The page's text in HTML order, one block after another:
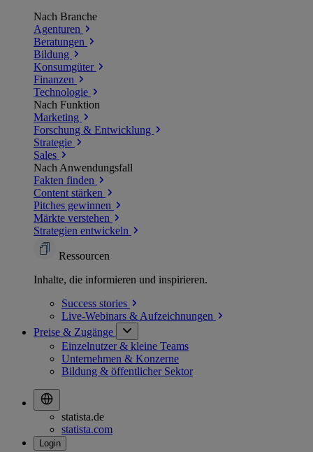
Nach Branche
Agenturen
Beratungen
Bildung
Konsumgüter
Finanzen
Technologie
Nach Funktion
Marketing
Forschung & Entwicklung
Strategie
Sales
Nach Anwendungsfall
Fakten finden
Content stärken
Pitches gewinnen
Märkte verstehen
Strategien entwickeln
Ressourcen
Inhalte, die informieren und inspirieren.
Success stories
Live-Webinars & Aufzeichnungen
Preise & Zugänge
Einzelnutzer & kleine Teams
Unternehmen & Konzerne
Bildung & öffentlicher Sektor
statista.de
statista.com